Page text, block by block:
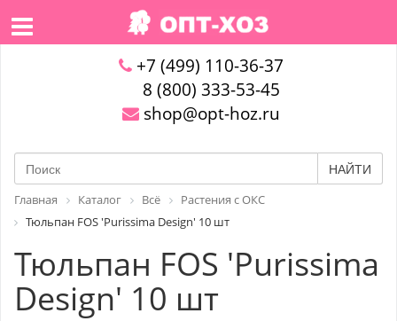
+7 (499) 110-36-37
8 (800) 333-53-45
shop@opt-hoz.ru
НАЙТИ
Главная Каталог Всё
Растения с ОКС
Тюльпан FOS 'Purissima Design' 10 шт
Тюльпан FOS 'Purissima
Design' 10 шт